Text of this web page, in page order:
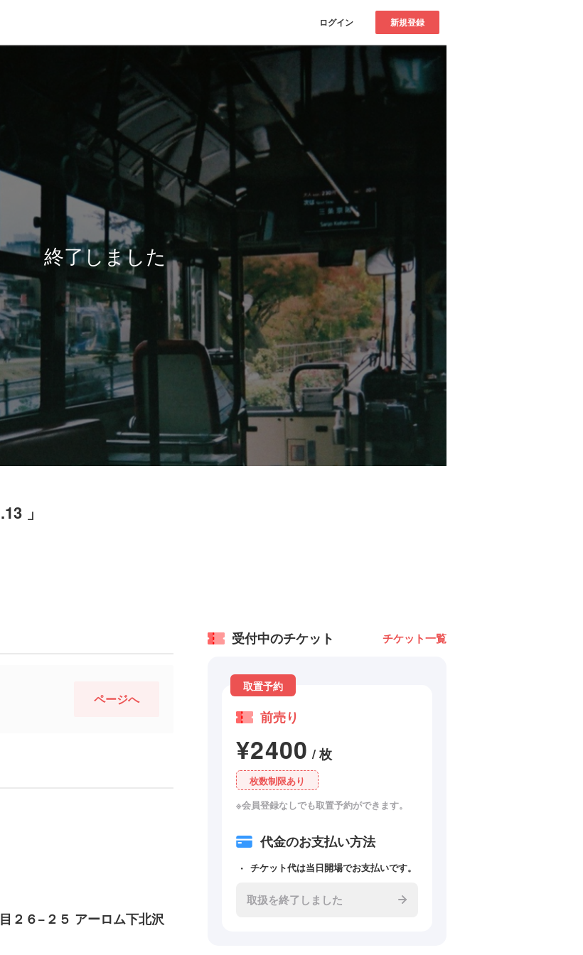
ログイン 新規登録
終了しました
」
ページへ
２６−２５ アーロム下北沢
受付中のチケット チケット一覧
取置予約
前売り
¥2400 / 枚
枚数制限あり
※会員登録なしでも取置予約ができます。
代金のお支払い方法
チケット代は当日開場でお支払いです。
取扱を終了しました